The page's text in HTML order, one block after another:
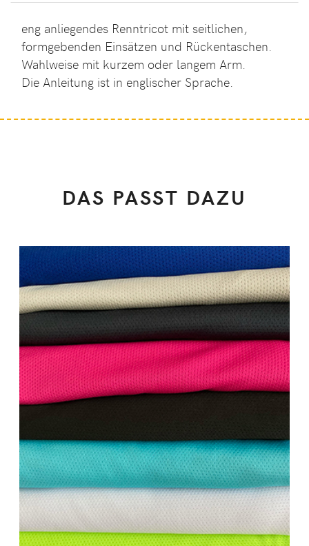
eng anliegendes Renntricot mit seitlichen,
formgebenden Einsätzen und Rückentaschen.
Wahlweise mit kurzem oder langem Arm.
Die Anleitung ist in englischer Sprache.
DAS PASST DAZU